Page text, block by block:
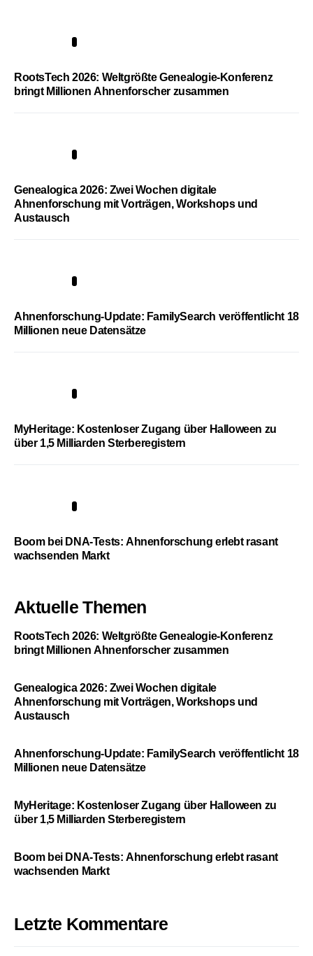
RootsTech 2026: Weltgrößte Genealogie-Konferenz
bringt Millionen Ahnenforscher zusammen
Genealogica 2026: Zwei Wochen digitale
Ahnenforschung mit Vorträgen, Workshops und
Austausch
Ahnenforschung-Update: FamilySearch veröffentlicht 18
Millionen neue Datensätze
MyHeritage: Kostenloser Zugang über Halloween zu
über 1,5 Milliarden Sterberegistern
Boom bei DNA-Tests: Ahnenforschung erlebt rasant
wachsenden Markt
Aktuelle Themen
RootsTech 2026: Weltgrößte Genealogie-Konferenz
bringt Millionen Ahnenforscher zusammen
Genealogica 2026: Zwei Wochen digitale
Ahnenforschung mit Vorträgen, Workshops und
Austausch
Ahnenforschung-Update: FamilySearch veröffentlicht 18
Millionen neue Datensätze
MyHeritage: Kostenloser Zugang über Halloween zu
über 1,5 Milliarden Sterberegistern
Boom bei DNA-Tests: Ahnenforschung erlebt rasant
wachsenden Markt
Letzte Kommentare